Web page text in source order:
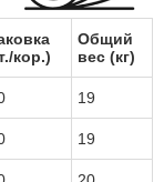
кор.)
Общий
вес (кг)
19
19